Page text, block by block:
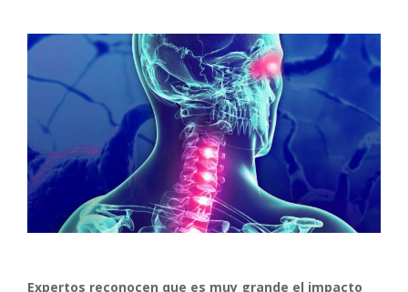
Expertos reconocen que es muy grande el impacto